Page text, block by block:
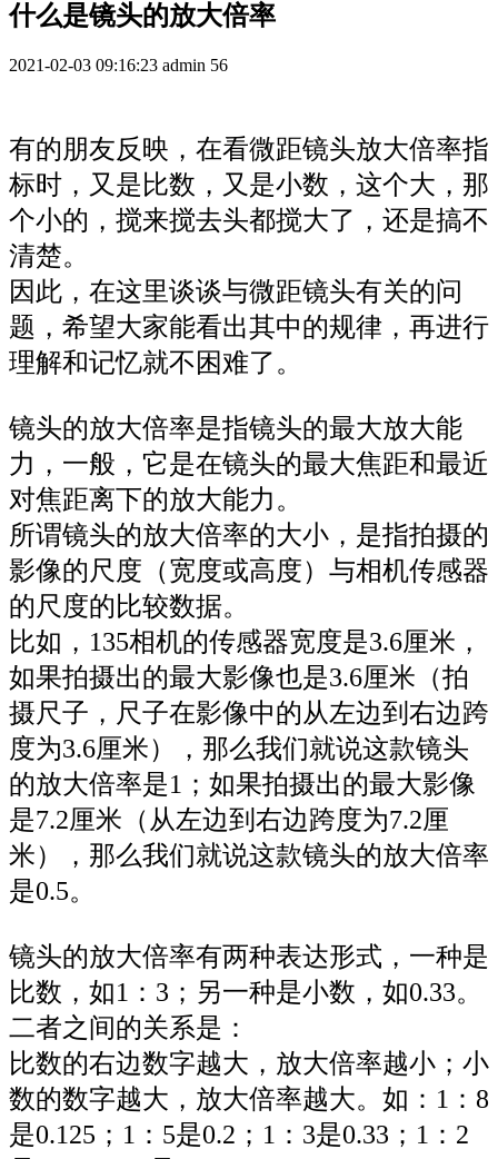
什么是镜头的放大倍率
2021-02-03 09:16:23 admin 56
有的朋友反映，在看微距镜头放大倍率指
标时，又是比数，又是小数，这个大，那
个小的，搅来搅去头都搅大了，还是搞不
清楚。
因此，在这里谈谈与微距镜头有关的问
题，希望大家能看出其中的规律，再进行
理解和记忆就不困难了。
镜头的放大倍率是指镜头的最大放大能
力，一般，它是在镜头的最大焦距和最近
对焦距离下的放大能力。
所谓镜头的放大倍率的大小，是指拍摄的
影像的尺度（宽度或高度）与相机传感器
的尺度的比较数据。
比如，135相机的传感器宽度是3.6厘米，
如果拍摄出的最大影像也是3.6厘米（拍
摄尺子，尺子在影像中的从左边到右边跨
度为3.6厘米），那么我们就说这款镜头
的放大倍率是1；如果拍摄出的最大影像
是7.2厘米（从左边到右边跨度为7.2厘
米），那么我们就说这款镜头的放大倍率
是0.5。
镜头的放大倍率有两种表达形式，一种是
比数，如1：3；另一种是小数，如0.33。
二者之间的关系是：
比数的右边数字越大，放大倍率越小；小
数的数字越大，放大倍率越大。如：1：8
是0.125；1：5是0.2；1：3是0.33；1：2